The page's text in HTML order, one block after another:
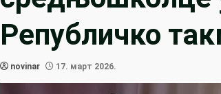
Републичко
novinar 17. март 2026.